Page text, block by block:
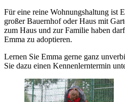
Für eine reine Wohnungshaltung ist
großer Bauernhof oder Haus mit
zum Haus und zur Familie haben
Emma zu adoptieren.
Lernen Sie Emma gerne ganz
Sie dazu einen Kennenlerntermin